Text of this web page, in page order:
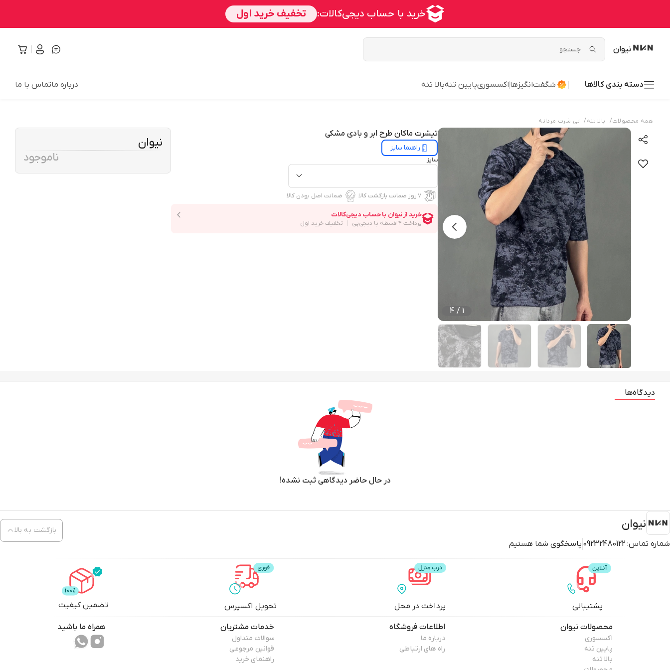
نیوان
دسته بندی کالاها شگفت‌انگیزها اکسسوریپایین تنهبالا تنه درباره ماتماس با ما
همه محصولات/ بالا تنه/ تی شرت مردانه
1
/
4
تیشرت ماکان طرح ابر و بادی مشکی
راهنما سایز
سایز
۷ روز ضمانت بازگشت کالا ضمانت اصل بودن کالا
نیوان
ناموجود
دیدگاه‌ها
در حال حاضر دیدگاهی ثبت نشده!
نیوان
شماره تماس: 09232480122 پاسخگوی شما هستیم
بازگشت به بالا
پشتیبانی پرداخت در محل تحویل اکسپرس تضمین کیفیت
محصولات نیوان
اکسسوری
پایین تنه
بالا تنه
اطلاعات فروشگاه
درباره ما
راه های ارتباطی
خدمات مشتریان
سوالات متداول
قوانین مرجوعی
راهنمای خرید
همراه ما باشید